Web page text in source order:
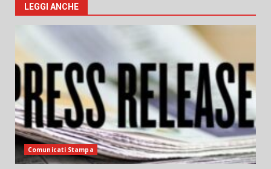
LEGGI ANCHE
Comunicati Stampa